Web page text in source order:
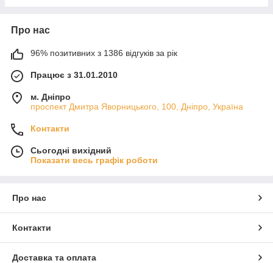
Про нас
96% позитивних з 1386 відгуків за рік
Працює з 31.01.2010
м. Дніпро
проспект Дмитра Яворницького, 100, Дніпро, Україна
Контакти
Сьогодні вихідний
Показати весь графік роботи
Про нас
Контакти
Доставка та оплата